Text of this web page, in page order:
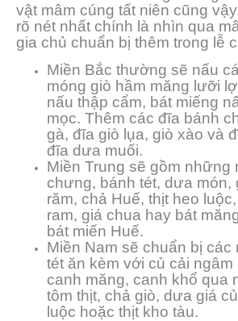
vật mâm cúng tất niên cũng
rõ nét nhất chính là nhìn qua
gia chủ chuẩn bị thêm trong lễ
Miền Bắc thường sẽ nấu
móng giò hầm măng lưỡi
nấu thập cẩm, bát miếng
mọc. Thêm các đĩa bánh
gà, đĩa giò lụa, giò xào và
đĩa dưa muối.
Miền Trung sẽ gồm những
chưng, bánh tét, dưa món,
răm, chả Huế, thịt heo
ram, giá chua hay bát
bát miến Huế.
Miền Nam sẽ chuẩn bị các
tét ăn kèm với củ cải
canh măng, canh khổ qua
tôm thịt, chả giò, dưa giá
luộc hoặc thịt kho tàu.